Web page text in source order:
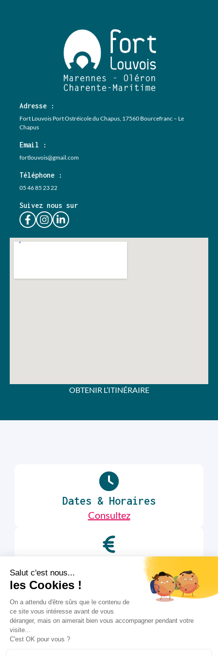
Adresse :
Fort Louvois Port Ostréicole du Chapus, 17560 Bourcefranc – Le
Chapus
Email :
fortlouvois@gmail.com
Téléphone :
05 46 85 23 22
Suivez nous sur
OBTENIR L’ITINÉRAIRE
Dates & Horaires
Consultez
Conditions d’accès